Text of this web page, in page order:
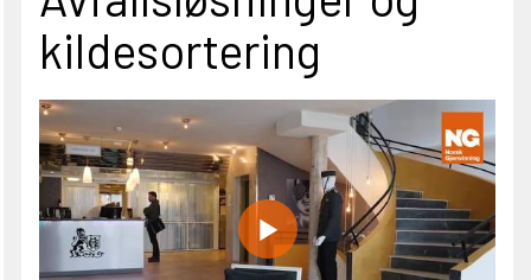
kildesortering